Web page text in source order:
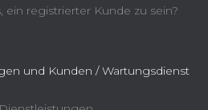
ein registrierter Kunde zu sein?
und Kunden / Wartungsdienst